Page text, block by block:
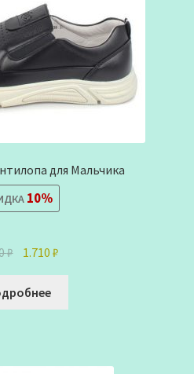
для Мальчика
10%
₽ Первоначальная
составляла
1.900 ₽.
1.710₽